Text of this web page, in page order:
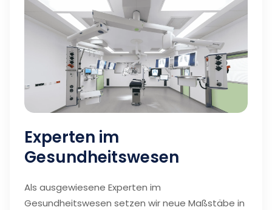
Experten im
Gesundheitswesen
Als ausgewiesene Experten im
Gesundheitswesen setzen wir neue Maßstäbe in